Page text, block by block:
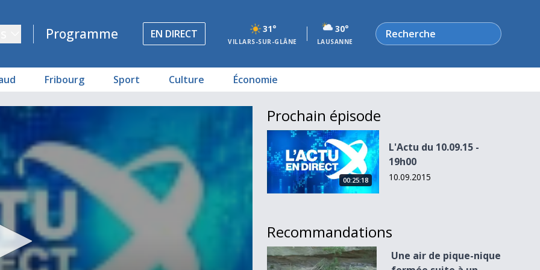
Programme EN DIRECT 31°
VILLARS-SUR-GLÂNE
30°
LAUSANNE
Rechercher
Fribourg Sport Culture Économie
Prochain épisode
L&#039;Actu du 10.09.15 - 19h00
00:25:18
L'Actu du 10.09.15 -
19h00
10.09.2015
Recommandations
Une air de pique-nique fermée suite à un éboulement.
Une air de pique-nique